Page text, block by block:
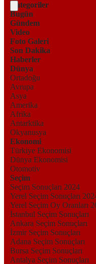
Kategoriler
Bugün
Gündem
Video
Foto Galeri
Son Dakika
Haberler
Dünya
Ortadoğu
Avrupa
Asya
Amerika
Afrika
Antarktika
Okyanusya
Ekonomi
Türkiye Ekonomisi
Dünya Ekonomisi
Otomotiv
Seçim
Seçim Sonuçları 2024
Yerel Seçim Sonuçları
Yerel Seçim Oy Oranları
İstanbul Seçim Sonuçları
Ankara Seçim Sonuçları
İzmir Seçim Sonuçları
Adana Seçim Sonuçları
Bursa Seçim Sonuçları
Antalya Seçim Sonuçları